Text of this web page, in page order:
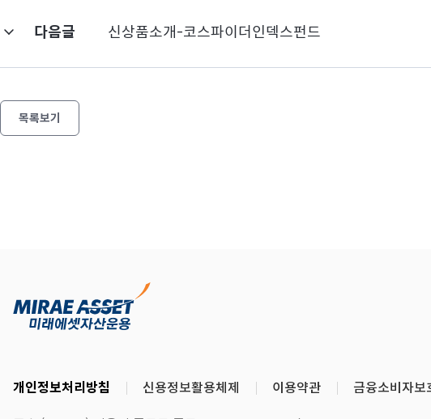
다음글 신상품소개-코스파이더인덱스펀드
목록보기
개인정보처리방침 신용정보활용체제 이용약관 금융소비자보